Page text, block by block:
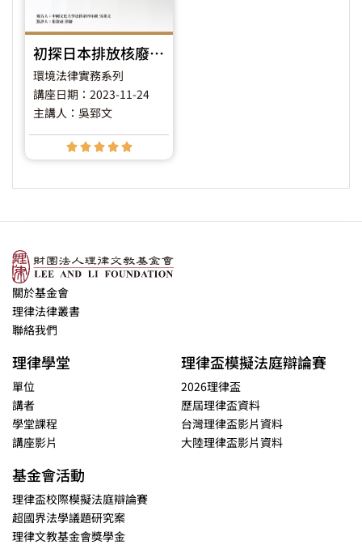
初探日本排放核廢水所涉之國際法議題
環境法律實務系列
講座日期：2023-11-24
主講人：吳郅文
    
關於基金會
理律法律叢書
聯絡我們
理律學堂
單位
講者
學堂課程
講座影片
理律盃模擬法庭辯論賽
2026理律盃
歷屆理律盃資料
台灣理律盃影片資料
大陸理律盃影片資料
基金會活動
理律盃校際模擬法庭辯論賽
超國界法學議題研究案
理律文教基金會獎學金